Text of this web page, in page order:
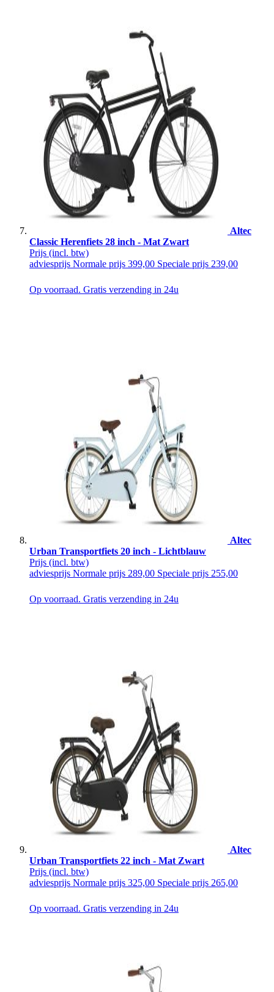
Altec
Classic Herenfiets 28 inch - Mat Zwart
Prijs (incl. btw)
adviesprijs Normale prijs 399,00 Speciale prijs 239,00
Op voorraad. Gratis verzending in 24u
Altec
Urban Transportfiets 20 inch - Lichtblauw
Prijs (incl. btw)
adviesprijs Normale prijs 289,00 Speciale prijs 255,00
Op voorraad. Gratis verzending in 24u
Altec
Urban Transportfiets 22 inch - Mat Zwart
Prijs (incl. btw)
adviesprijs Normale prijs 325,00 Speciale prijs 265,00
Op voorraad. Gratis verzending in 24u